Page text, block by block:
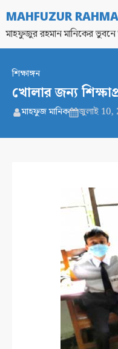
MAHFUZUR
মাহফুজুর রহমান মানিকের ভুবনে
শিক্ষাঙ্গন
খোলার জন্য
মাহফুজ মানিক জুলাই 10,